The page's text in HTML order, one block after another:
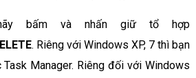
bấm và nhấn giữ tổ hợp
. Riêng với Windows XP, 7 thì bạn
Manager. Riêng đối với Windows